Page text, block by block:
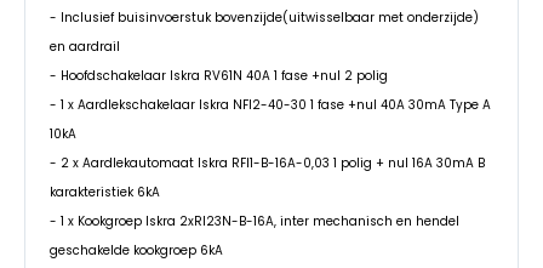
- Inclusief buisinvoerstuk bovenzijde(uitwisselbaar met onderzijde)
en aardrail
- Hoofdschakelaar Iskra RV61N 40A 1 fase +nul 2 polig
- 1 x Aardlekschakelaar Iskra NFI2-40-30 1 fase +nul 40A 30mA Type A
10kA
- 2 x Aardlekautomaat Iskra RFI1-B-16A-0,03 1 polig + nul 16A 30mA B
karakteristiek 6kA
- 1 x Kookgroep Iskra 2xRI23N-B-16A, inter mechanisch en hendel
geschakelde kookgroep 6kA